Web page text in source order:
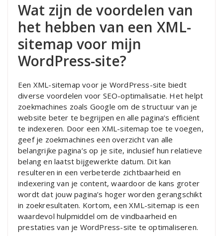
Wat zijn de voordelen van
het hebben van een XML-
sitemap voor mijn
WordPress-site?
Een XML-sitemap voor je WordPress-site biedt
diverse voordelen voor SEO-optimalisatie. Het helpt
zoekmachines zoals Google om de structuur van je
website beter te begrijpen en alle pagina’s efficiënt
te indexeren. Door een XML-sitemap toe te voegen,
geef je zoekmachines een overzicht van alle
belangrijke pagina’s op je site, inclusief hun relatieve
belang en laatst bijgewerkte datum. Dit kan
resulteren in een verbeterde zichtbaarheid en
indexering van je content, waardoor de kans groter
wordt dat jouw pagina’s hoger worden gerangschikt
in zoekresultaten. Kortom, een XML-sitemap is een
waardevol hulpmiddel om de vindbaarheid en
prestaties van je WordPress-site te optimaliseren.